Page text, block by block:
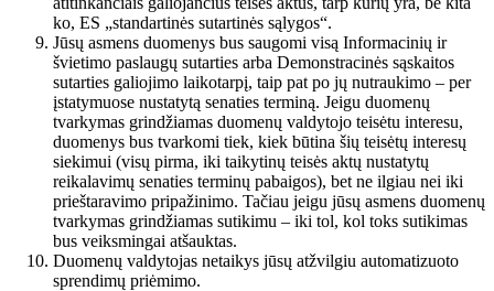
ko, ES „standartinės sutartinės sąlygos“.
Jūsų asmens duomenys bus saugomi visą Informacinių ir
švietimo paslaugų sutarties arba Demonstracinės sąskaitos
sutarties galiojimo laikotarpį, taip pat po jų nutraukimo – per
įstatymuose nustatytą senaties terminą. Jeigu duomenų
tvarkymas grindžiamas duomenų valdytojo teisėtu interesu,
duomenys bus tvarkomi tiek, kiek būtina šių teisėtų interesų
siekimui (visų pirma, iki taikytinų teisės aktų nustatytų
reikalavimų senaties terminų pabaigos), bet ne ilgiau nei iki
prieštaravimo pripažinimo. Tačiau jeigu jūsų asmens duomenų
tvarkymas grindžiamas sutikimu – iki tol, kol toks sutikimas
bus veiksmingai atšauktas.
Duomenų valdytojas netaikys jūsų atžvilgiu automatizuoto
sprendimų priėmimo.